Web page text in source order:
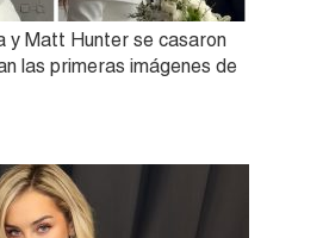
y Matt Hunter se casaron
las primeras imágenes de